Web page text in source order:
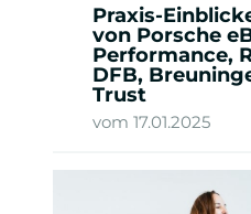
Praxis-
von Porsche
Performance,
DFB,
Trust
vom 17.01.2025